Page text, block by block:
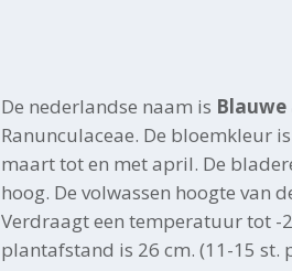
De nederlandse naam is
Ranunculaceae. De bloemkleur
maart tot en met april. De
hoog. De volwassen hoogte van
Verdraagt een temperatuur tot -
plantafstand is 26 cm. (11-15 st.